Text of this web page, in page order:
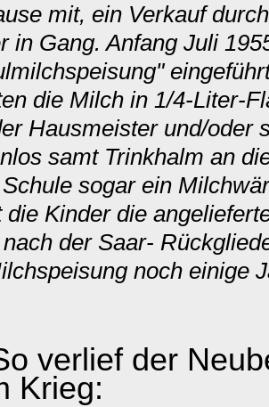
mit, ein Verkauf
in Gang. Anfang Juli
die Milch in 1/4-Liter-
Hausmeister und/oder
samt Trinkhalm an
sogar ein
die Kinder die
der Saar-
noch einige
verlief der
Krieg: